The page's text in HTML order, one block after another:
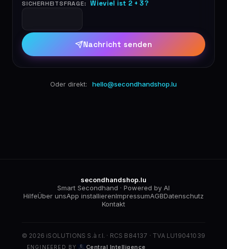
SICHERHEITSFRAGE: Wieviel ist 2 + 3?
Nachricht senden
Oder direkt: hello@secondhandshop.lu
secondhandshop.lu
Smart Secondhand · Powered by AI
HilfeÜber unsApp installierenImpressumAGBDatenschutz
Kontakt
© 2026 iSOLUTIONS S.à r.l. · RCS B84137 · TVA LU19041039
ENGINEERED BY Central Intelligence